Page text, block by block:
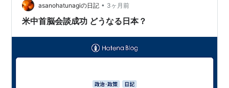
asanohatunagiの日記 • 3ヶ月前
米中首脳会談成功 どうなる日本？